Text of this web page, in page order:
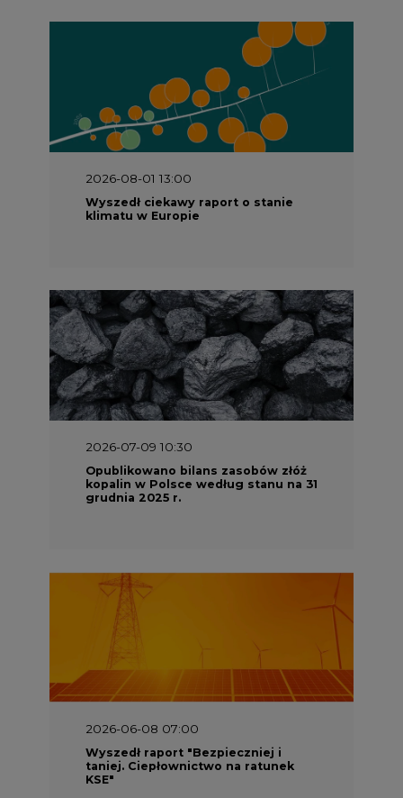
2026-08-01 13:00
Wyszedł ciekawy raport o stanie
klimatu w Europie
2026-07-09 10:30
Opublikowano bilans zasobów złóż
kopalin w Polsce według stanu na 31
grudnia 2025 r.
2026-06-08 07:00
Wyszedł raport "Bezpieczniej i
taniej. Ciepłownictwo na ratunek
KSE"